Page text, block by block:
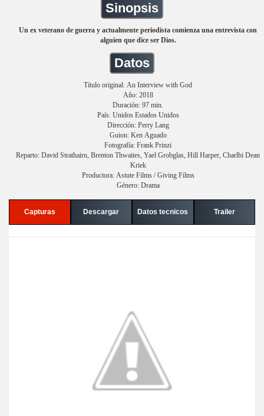
Sinopsis
Un ex veterano de guerra y actualmente periodista comienza una entrevista con
alguien que dice ser Dios.
Datos
Título original: An Interview with God
Año: 2018
Duración: 97 min.
País: Unidos Estados Unidos
Dirección: Perry Lang
Guion: Ken Aguado
Fotografía: Frank Prinzi
Reparto: David Strathairn, Brenton Thwaites, Yael Grobglas, Hill Harper, Charlbi Dean
Kriek
Productora: Astute Films / Giving Films
Género: Drama
Capturas Descargar Datos tecnicos Trailer